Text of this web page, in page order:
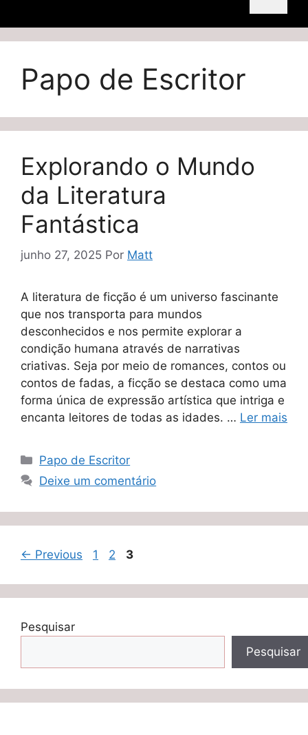
Papo de Escritor
Explorando o Mundo
da Literatura
Fantástica
junho 27, 2025 Por Matt
A literatura de ficção é um universo fascinante
que nos transporta para mundos
desconhecidos e nos permite explorar a
condição humana através de narrativas
criativas. Seja por meio de romances, contos ou
contos de fadas, a ficção se destaca como uma
forma única de expressão artística que intriga e
encanta leitores de todas as idades. … Ler mais
Categorias
Papo de Escritor
Deixe um comentário
← Previous Page
1 Page
2 Page
3
Pesquisar
Pesquisar